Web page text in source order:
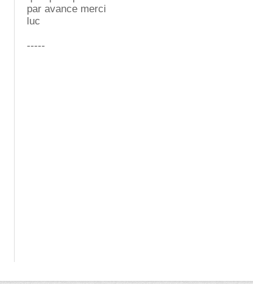
par avance merci
luc
-----